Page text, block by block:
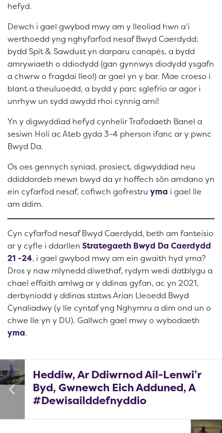
hefyd.
Dewch i gael gwybod mwy am y lleoliad hwn a’i
werthoedd yng nghyfarfod nesaf Bwyd Caerdydd;
bydd Spit & Sawdust yn darparu canapés, a bydd
amrywiaeth o ddiodydd (gan gynnwys diodydd ysgafn
a chwrw o fragdai lleol) ar gael yn y bar. Mae croeso i
blant a theuluoedd, a bydd y parc sglefrio ar agor i
unrhyw un sydd awydd rhoi cynnig arni!
Yn y digwyddiad hefyd cynhelir Trafodaeth Banel a
sesiwn Holi ac Ateb gyda 3-4 pherson ifanc ar y pwnc
Bwyd Da.
Os oes gennych syniad, prosiect, digwyddiad neu
ddiddordeb mewn bwyd da yr hoffech sôn amdano yn
ein cyfarfod nesaf, cofiwch gofrestru yma i gael lle
am ddim.
Cyn cyfarfod nesaf Bwyd Caerdydd, beth am fanteisio
ar y cyfle i ddarllen Strategaeth Bwyd Da Caerdydd
21 -24, i gael gwybod mwy am ein gwaith hyd yma?
Dros y naw mlynedd diwethaf, rydym wedi datblygu a
chael effaith amlwg ar y ddinas gyfan, ac yn 2021,
derbyniodd y ddinas statws Arian Lleoedd Bwyd
Cynaliadwy (y lle cyntaf yng Nghymru a dim ond un o
chwe lle yn y DU). Gallwch gael mwy o wybodaeth
yma.
Heddiw, Ar Ddiwrnod Ail-Lenwi’r
Byd, Gwnewch Eich Adduned, A
#Dewisailddefnyddio